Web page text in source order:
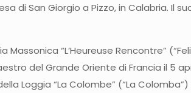
di San Giorgio a Pizzo, in Calabria. Il
“L’Heureuse Rencontre”
del Grande Oriente di Francia il 5
Loggia “La Colombe” (“La